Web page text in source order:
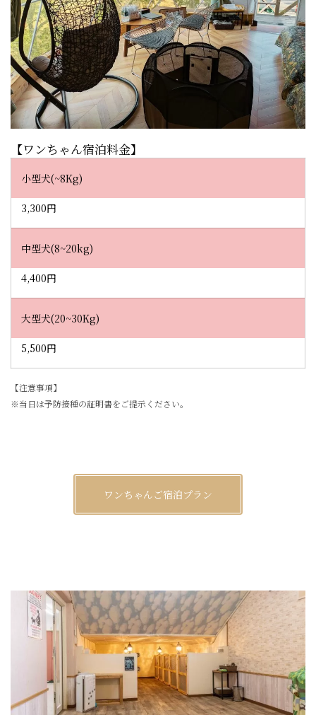
【ワンちゃん宿泊料金】
小型犬(~8Kg)
3,300円
中型犬(8~20kg)
4,400円
大型犬(20~30Kg)
5,500円
【注意事項】
※当日は予防接種の証明書をご提示ください。
ワンちゃんご宿泊プラン